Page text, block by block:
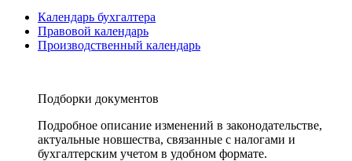
Календарь бухгалтера
Правовой календарь
Производственный календарь
Подборки документов
Подробное описание изменений в законодательстве,
актуальные новшества, связанные с налогами и
бухгалтерским учетом в удобном формате.